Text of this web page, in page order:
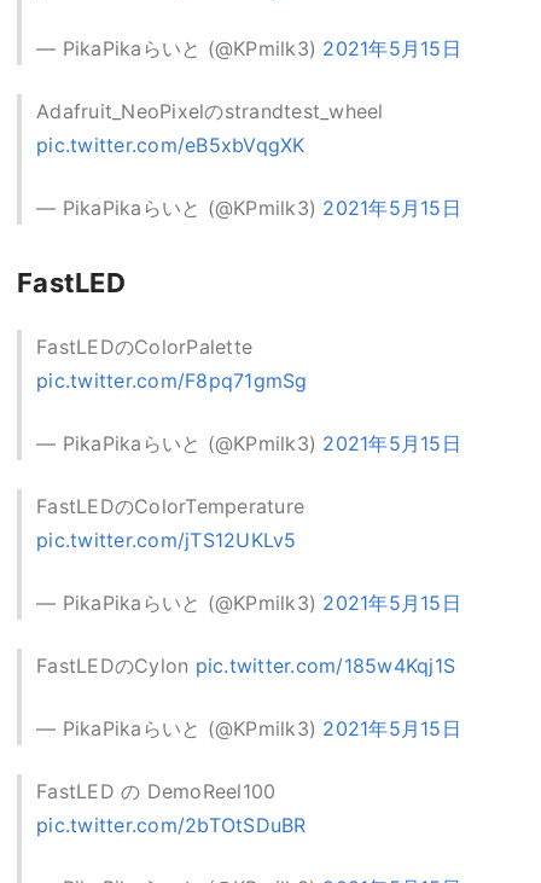
— PikaPikaらいと (@KPmilk3) 2021年5月15日
Adafruit_NeoPixelのstrandtest_wheel
pic.twitter.com/eB5xbVqgXK
— PikaPikaらいと (@KPmilk3) 2021年5月15日
FastLED
FastLEDのColorPalette
pic.twitter.com/F8pq71gmSg
— PikaPikaらいと (@KPmilk3) 2021年5月15日
FastLEDのColorTemperature
pic.twitter.com/jTS12UKLv5
— PikaPikaらいと (@KPmilk3) 2021年5月15日
FastLEDのCylon pic.twitter.com/185w4Kqj1S
— PikaPikaらいと (@KPmilk3) 2021年5月15日
FastLED の DemoReel100
pic.twitter.com/2bTOtSDuBR